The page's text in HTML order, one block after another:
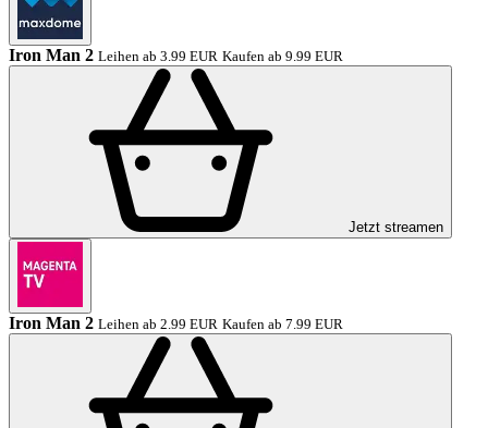
Iron Man 2 Leihen ab 3.99 EUR Kaufen ab 9.99 EUR
Jetzt streamen
Iron Man 2 Leihen ab 2.99 EUR Kaufen ab 7.99 EUR